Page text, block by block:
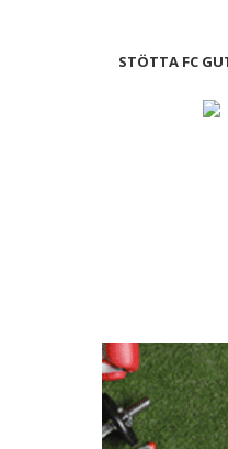
STÖTTA FC